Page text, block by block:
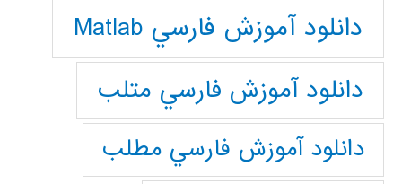
دانلود آموزش فارسي Matlab
دانلود آموزش فارسي متلب
دانلود آموزش فارسي مطلب